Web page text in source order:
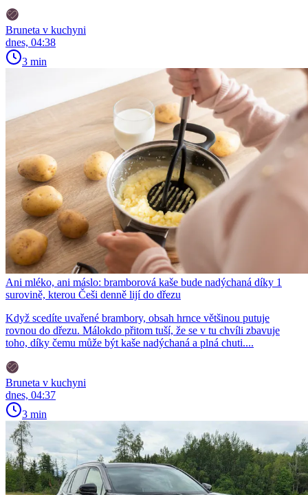
Bruneta v kuchyni
dnes, 04:38
3 min
Ani mléko, ani máslo: bramborová kaše bude nadýchaná díky 1
surovině, kterou Češi denně lijí do dřezu
Když scedíte uvařené brambory, obsah hrnce většinou putuje
rovnou do dřezu. Málokdo přitom tuší, že se v tu chvíli zbavuje
toho, díky čemu může být kaše nadýchaná a plná chuti....
Bruneta v kuchyni
dnes, 04:37
3 min